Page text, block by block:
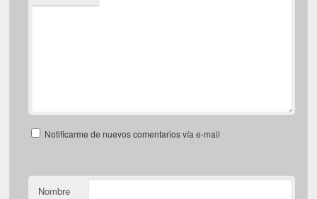
Notificarme de nuevos comentarios vía e-mail
Nombre